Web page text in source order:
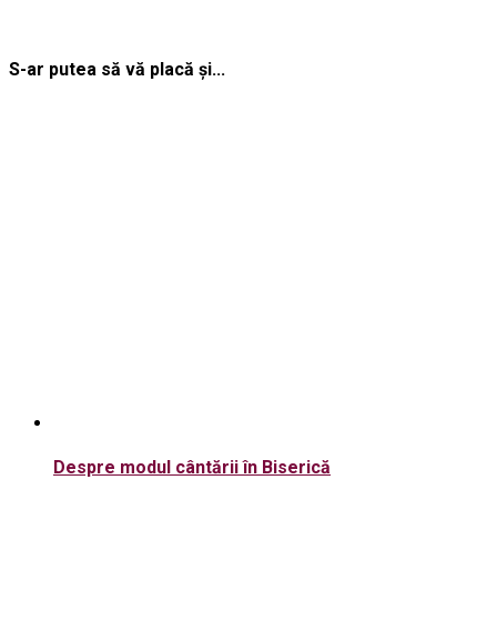
S-ar putea să vă placă și...
Despre modul cântării în Biserică